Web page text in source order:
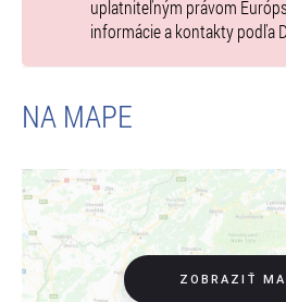
uplatniteľným právom
informácie a kontakty podľa
NA MAPE
ZOBRAZIŤ